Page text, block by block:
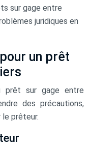
sur gage entre
juridiques en
un prêt
prêt sur gage entre
des précautions,
le prêteur.